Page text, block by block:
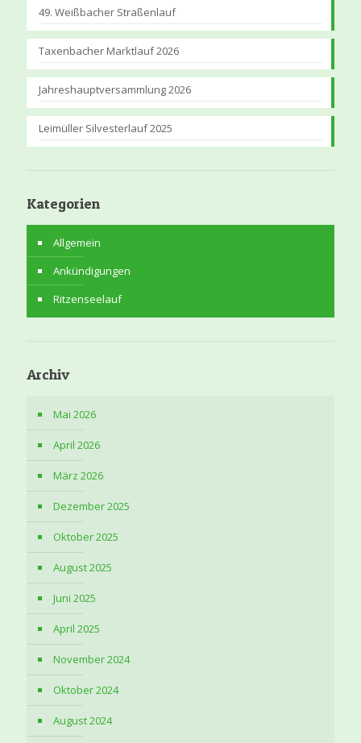
49. Weißbacher Straßenlauf
Taxenbacher Marktlauf 2026
Jahreshauptversammlung 2026
Leimüller Silvesterlauf 2025
Kategorien
Allgemein
Ankündigungen
Ritzenseelauf
Archiv
Mai 2026
April 2026
März 2026
Dezember 2025
Oktober 2025
August 2025
Juni 2025
April 2025
November 2024
Oktober 2024
August 2024